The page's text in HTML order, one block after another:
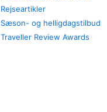
Rejseartikler
Sæson- og helligdagstilbud
Traveller Review Awards